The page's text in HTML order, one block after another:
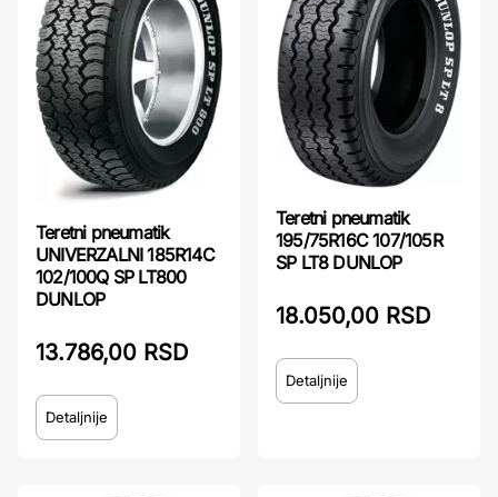
Teretni pneumatik
UNIVERZALNI 185R14C
102/100Q SP LT800
DUNLOP
13.786,00 RSD
Detaljnije
Teretni pneumatik
195/75R16C 107/105R
SP LT8 DUNLOP
18.050,00 RSD
Detaljnije